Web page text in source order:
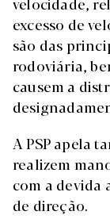
excesso de
são das
rodoviária,
causem a
A PSP apela
realizem
com a devida
de direção.